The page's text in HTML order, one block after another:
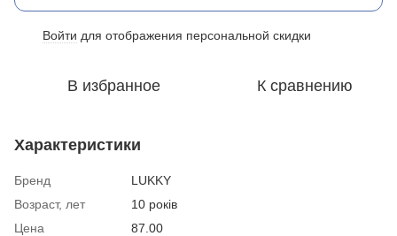
Войти для отображения персональной скидки
В избранное К сравнению
Характеристики
Бренд
LUKKY
Возраст, лет
10 років
Цена
87.00